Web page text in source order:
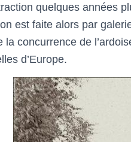
quelques années
est faite alors par
concurrence de
d’Europe.